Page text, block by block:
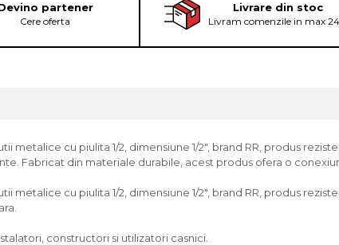
partener
Cere oferta
Livrare din stoc
Livram comenzile in max
metalice cu piulita 1/2, dimensiune 1/2", brand RR, produs
Fabricat din materiale durabile, acest produs ofera o
metalice cu piulita 1/2, dimensiune 1/2", brand RR, produs
constructori si utilizatori casnici.